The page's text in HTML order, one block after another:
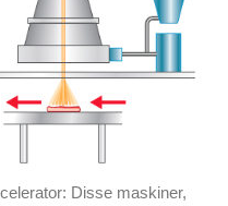
Disse maskiner,